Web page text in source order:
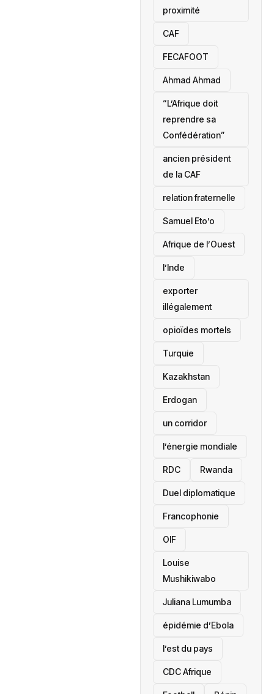
proximité
CAF
FECAFOOT
‎Ahmad Ahmad
“L’Afrique doit
reprendre sa
Confédération”
ancien président
de la CAF
relation fraternelle
Samuel Eto’o
Afrique de l’Ouest
l’Inde
exporter
illégalement
opioïdes mortels
‎Turquie
Kazakhstan
Erdogan
un corridor
l’énergie mondiale
RDC Rwanda
Duel diplomatique
Francophonie
OIF
Louise
Mushikiwabo
Juliana Lumumba
épidémie d’Ebola
l’est du pays
CDC Afrique